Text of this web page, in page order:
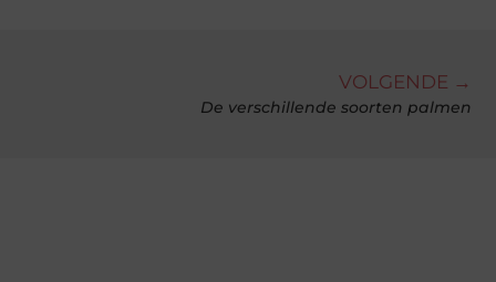
VOLGENDE →
De verschillende soorten palmen